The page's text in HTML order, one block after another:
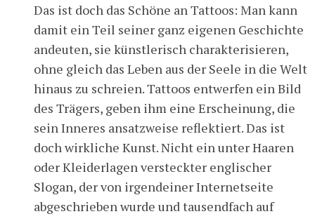
Das ist doch das Schöne an Tattoos: Man kann
damit ein Teil seiner ganz eigenen Geschichte
andeuten, sie künstlerisch charakterisieren,
ohne gleich das Leben aus der Seele in die Welt
hinaus zu schreien. Tattoos entwerfen ein Bild
des Trägers, geben ihm eine Erscheinung, die
sein Inneres ansatzweise reflektiert. Das ist
doch wirkliche Kunst. Nicht ein unter Haaren
oder Kleiderlagen versteckter englischer
Slogan, der von irgendeiner Internetseite
abgeschrieben wurde und tausendfach auf